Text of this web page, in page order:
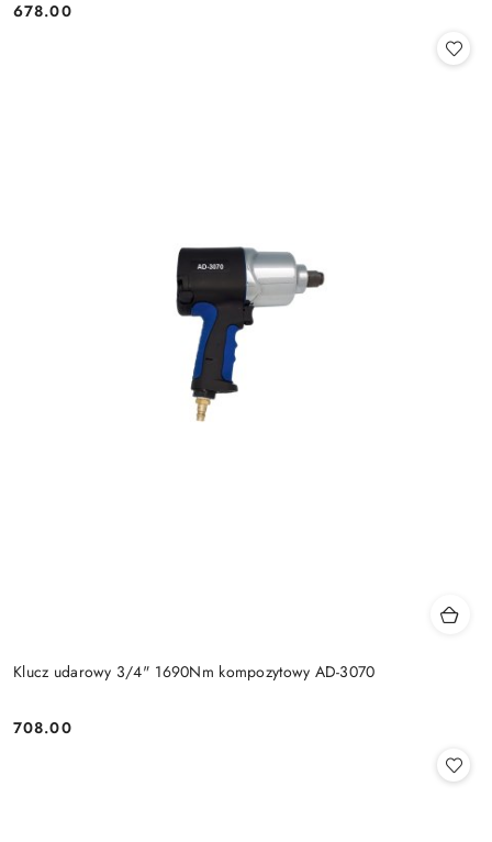
Cena:
678.00
Klucz udarowy 3/4" 1690Nm kompozytowy AD-3070
Cena:
708.00